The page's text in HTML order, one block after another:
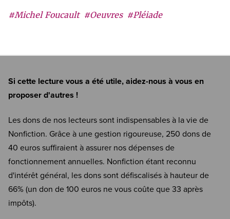
#Michel Foucault #Oeuvres #Pléiade
Si cette lecture vous a été utile, aidez-nous à vous en
proposer d'autres !
Les dons de nos lecteurs sont indispensables à la vie de
Nonfiction. Grâce à une gestion rigoureuse, 250 dons de
40 euros suffiraient à assurer nos dépenses de
fonctionnement annuelles. Nonfiction étant reconnu
d'intérêt général, les dons sont défiscalisés à hauteur de
66% (un don de 100 euros ne vous coûte que 33 après
impôts).